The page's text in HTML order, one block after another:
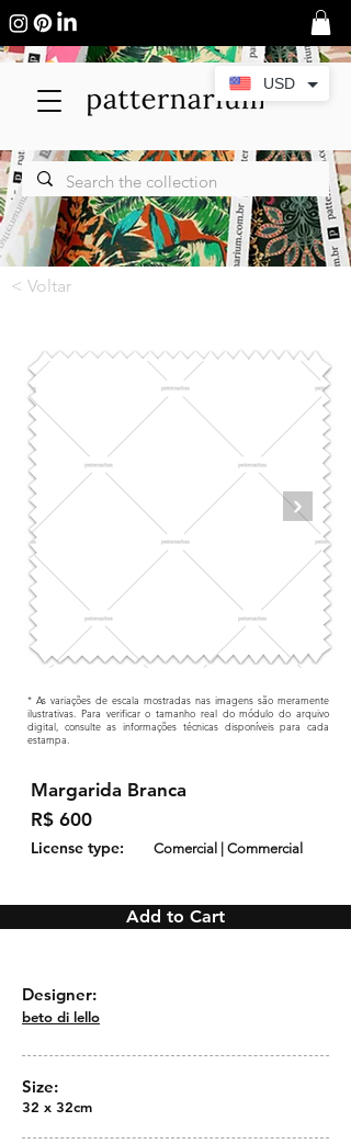
< Voltar
* As variações de escala mostradas nas imagens são meramente
ilustrativas. Para verificar o tamanho real do módulo do arquivo
digital, consulte as informações técnicas disponíveis para cada
estampa.
Margarida Branca
R$ 600
License type: Comercial | Commercial
Add to Cart
Designer:
beto di lello
Size:
32 x 32cm
USD